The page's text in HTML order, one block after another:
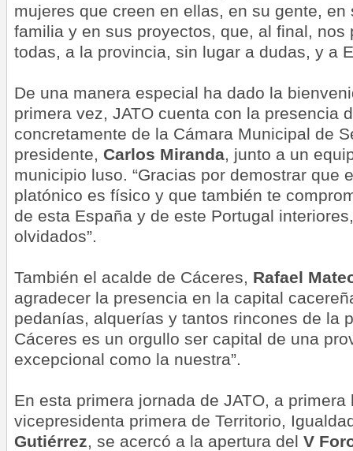
mujeres que creen en ellas, en su gente,
familia y en sus proyectos, que, al final, nos
todas, a la provincia, sin lugar a dudas, y a
De una manera especial ha dado la
primera vez, JATO cuenta con la presencia
concretamente de la Cámara Municipal de
presidente, Carlos Miranda , junto a un
municipio luso. “Gracias por demostrar que
platónico es físico y que también te
de esta España y de este Portugal interiores
olvidados”.
También el acalde de Cáceres, Rafael
agradecer la presencia en la capital
pedanías, alquerías y tantos rincones de la
Cáceres es un orgullo ser capital de una
excepcional como la nuestra”.
En esta primera jornada de JATO, a
vicepresidenta primera de Territorio,
Gutiérrez , se acercó a la apertura del V